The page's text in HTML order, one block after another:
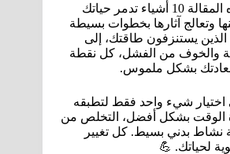
لقد استعرضنا في هذه المقالة 10 أشياء تدمر حياتك
وتعالج آثارها بخطوات بسيطة
يستنزفون طاقتك، إلى
والخوف من الفشل، كل نقطة
بشكل ملموس.
اختيار شيء واحد فقط لتطبقه
الوقت بشكل أفضل، التخلص من
نشاط بدني بسيط. كل تغيير
لحياتك. 💪